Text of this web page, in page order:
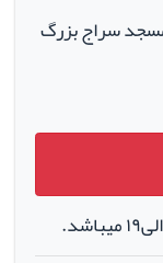
سراج بزرگ